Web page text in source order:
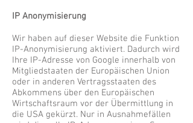
IP Anonymisierung
Wir haben auf dieser Website die Funktion
IP-Anonymisierung aktiviert. Dadurch wird
Ihre IP-Adresse von Google innerhalb von
Mitgliedstaaten der Europäischen Union
oder in anderen Vertragsstaaten des
Abkommens über den Europäischen
Wirtschaftsraum vor der Übermittlung in
die USA gekürzt. Nur in Ausnahmefällen